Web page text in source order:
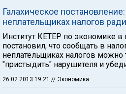
Галахическое
неплательщиках налогов
Институт КЕТЕР по экономике в
постановил, что сообщать в
неплательщиках налогов можно
"пристыдить" нарушителя и
26.02.2013 19:21 // Экономика